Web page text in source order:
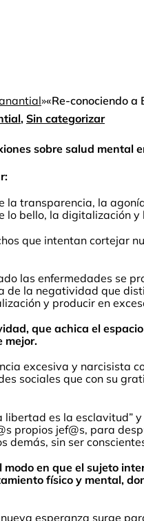
»«Re-conociendo a
, Sin categorizar
sobre salud mental
la transparencia, la
bello, la digitalización y
que intentan cortejar
las enfermedades se
la negatividad que
y producir en
que achica el
mejor.
excesiva y narcisista
sociales que con su
libertad es la
propios jef@s, para
demás, sin ser
en que el sujeto
físico y mental,
esperanza surge